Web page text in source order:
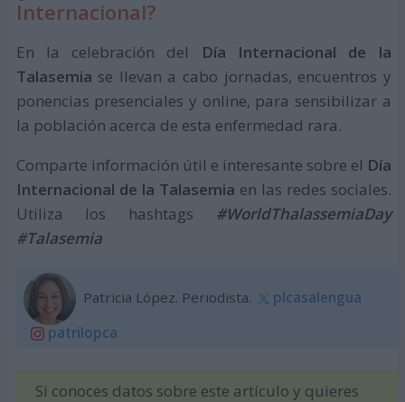
Internacional?
En la celebración del Día Internacional de la
Talasemia se llevan a cabo jornadas, encuentros y
ponencias presenciales y online, para sensibilizar a
la población acerca de esta enfermedad rara.
Comparte información útil e interesante sobre el Día
Internacional de la Talasemia en las redes sociales.
Utiliza los hashtags #WorldThalassemiaDay
#Talasemia
Patricia López. Periodista.
plcasalengua
patrilopca
Si conoces datos sobre este artículo y quieres